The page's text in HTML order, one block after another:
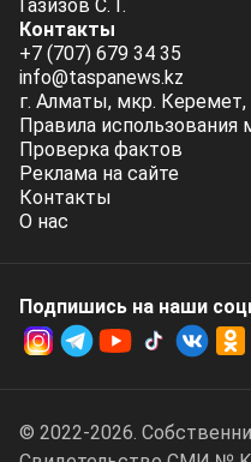
Газизов С. Г.
Контакты
+7 (707) 679 34 35
info@taspanews.kz
г. Алматы, мкр.
Правила использования
Проверка фактов
Реклама на сайте
Контакты
О нас
Подпишись на наши
© 2022-2026.